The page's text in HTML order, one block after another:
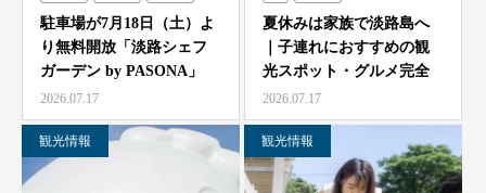
シェフガーデン
駐車場が7月18日（土）よ
り無料開放「淡路シェフ
ガーデン by PASONA」
「Ladyb…
2026.07.17
農家レストラン「陽・燦燦」
シェフガーデン
ニジゲンノモリ
夏休みは家族で淡路島へ
｜子連れにおすすめの観
光スポット・グルメ完全
ガイド
2026.07.17
観光情報 観光情報